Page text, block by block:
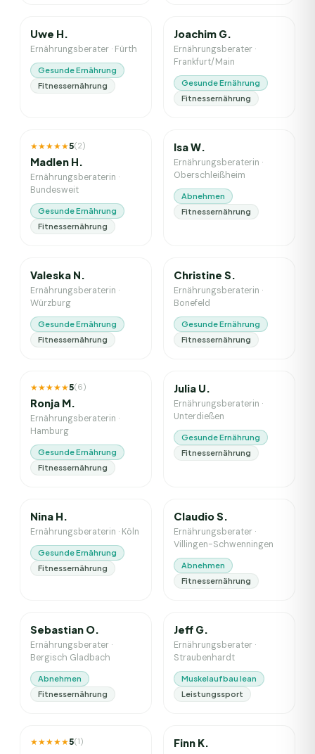
Uwe H.
Ernährungsberater · Fürth
Gesunde Ernährung
Fitnessernährung
Joachim G.
Ernährungsberater ·
Frankfurt/Main
Gesunde Ernährung
Fitnessernährung
★★★★★5(2)
Madlen H.
Ernährungsberaterin ·
Bundesweit
Gesunde Ernährung
Fitnessernährung
Isa W.
Ernährungsberaterin ·
Oberschleißheim
Abnehmen
Fitnessernährung
Valeska N.
Ernährungsberaterin ·
Würzburg
Gesunde Ernährung
Fitnessernährung
Christine S.
Ernährungsberaterin ·
Bonefeld
Gesunde Ernährung
Fitnessernährung
★★★★★5(6)
Ronja M.
Ernährungsberaterin ·
Hamburg
Gesunde Ernährung
Fitnessernährung
Julia U.
Ernährungsberaterin ·
Unterdießen
Gesunde Ernährung
Fitnessernährung
Nina H.
Ernährungsberaterin · Köln
Gesunde Ernährung
Fitnessernährung
Claudio S.
Ernährungsberater ·
Villingen-Schwenningen
Abnehmen
Fitnessernährung
Sebastian O.
Ernährungsberater ·
Bergisch Gladbach
Abnehmen
Fitnessernährung
Jeff G.
Ernährungsberater ·
Straubenhardt
Muskelaufbau lean
Leistungssport
★★★★★5(1) Finn K.